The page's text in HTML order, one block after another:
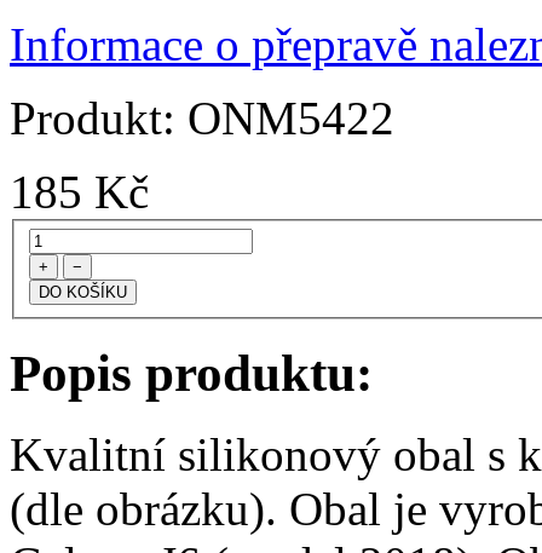
Informace o přepravě
Produkt: ONM5422
185 Kč
+ −
Popis produktu:
Kvalitní silikonový obal s
(dle obrázku). Obal je